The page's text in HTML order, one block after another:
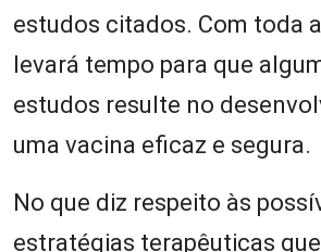
estudos citados. Com toda
levará tempo para que
estudos resulte no
uma vacina eficaz e segura.
No que diz respeito às
estratégias terapêuticas